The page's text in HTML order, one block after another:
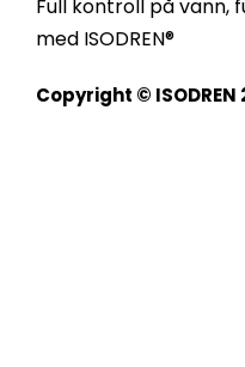
Full kontroll på vann,
med ISODREN®
Copyright © ISODREN